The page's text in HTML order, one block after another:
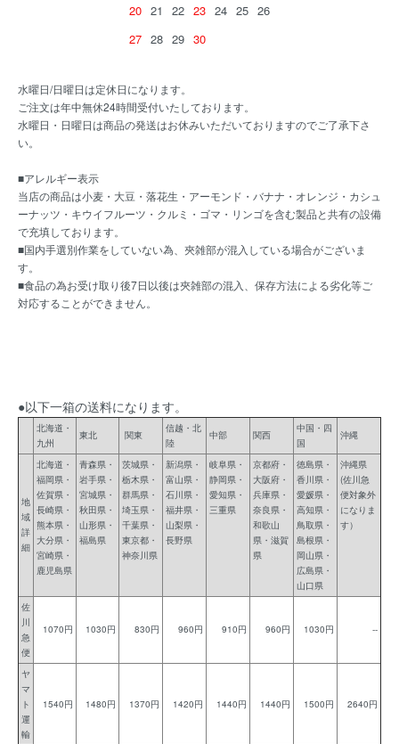
20 21 22 23 24 25 26
27 28 29 30
水曜日/日曜日は定休日になります。
ご注文は年中無休24時間受付いたしております。
水曜日・日曜日は商品の発送はお休みいただいておりますのでご了承下さ
い。
■アレルギー表示
当店の商品は小麦・大豆・落花生・アーモンド・バナナ・オレンジ・カシュ
ーナッツ・キウイフルーツ・クルミ・ゴマ・リンゴを含む製品と共有の設備
で充填しております。
■国内手選別作業をしていない為、夾雑部が混入している場合がございま
す。
■食品の為お受け取り後7日以後は夾雑部の混入、保存方法による劣化等ご
対応することができません。
●以下一箱の送料になります。
北海道・
九州
東北 関東
信越・北
陸
中部 関西
中国・四
国
沖縄
地
域
詳
細
北海道・
福岡県・
佐賀県・
長崎県・
熊本県・
大分県・
宮崎県・
鹿児島県
青森県・
岩手県・
宮城県・
秋田県・
山形県・
福島県
茨城県・
栃木県・
群馬県・
埼玉県・
千葉県・
東京都・
神奈川県
新潟県・
富山県・
石川県・
福井県・
山梨県・
長野県
岐阜県・
静岡県・
愛知県・
三重県
京都府・
大阪府・
兵庫県・
奈良県・
和歌山
県・滋賀
県
徳島県・
香川県・
愛媛県・
高知県・
鳥取県・
島根県・
岡山県・
広島県・
山口県
沖縄県
(佐川急
便対象外
になりま
す）
佐
川
急
便
1070円 1030円 830円 960円 910円 960円 1030円 --
ヤ
マ
ト
運
輸
1540円 1480円 1370円 1420円 1440円 1440円 1500円 2640円